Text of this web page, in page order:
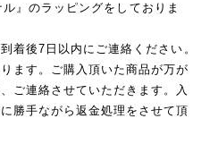
』のラッピングをしておりま
着後7日以内にご連絡ください。
ます。ご購入頂いた商品が万が
ご連絡させていただきます。入
勝手ながら返金処理をさせて頂